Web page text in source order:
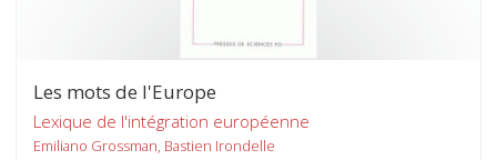
Les mots de l'Europe
Lexique de l'intégration européenne
Emiliano Grossman, Bastien Irondelle